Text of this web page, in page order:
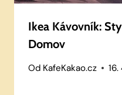
Ikea Kávovník:
Domov
Od KafeKakao.cz